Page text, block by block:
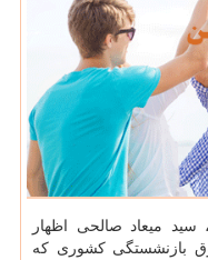
سید میعاد صالحی اظهار
بازنشستگی كشوری كه